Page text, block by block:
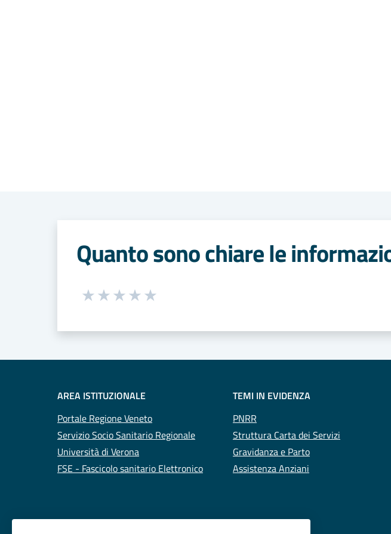
Quanto sono chiare le
Seleziona una valutazione da 1 a 5 stelle
AREA ISTITUZIONALE
Portale Regione Veneto
Servizio Socio Sanitario Regionale
Università di Verona
FSE - Fascicolo sanitario Elettronico
TEMI IN EVIDENZA
PNRR
Struttura Carta dei Servizi
Gravidanza e Parto
Assistenza Anziani